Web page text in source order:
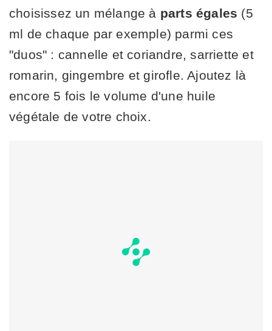
choisissez un mélange à parts égales (5
ml de chaque par exemple) parmi ces
"duos" : cannelle et coriandre, sarriette et
romarin, gingembre et girofle. Ajoutez là
encore 5 fois le volume d'une huile
végétale de votre choix.